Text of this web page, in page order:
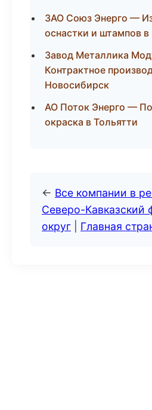
ЗАО Союз Энерго —
оснастки и штампов
Завод Металлика
Контрактное
Новосибирск
АО Поток Энерго —
окраска в Тольятти
← Все компании в
Северо-Кавказский
округ
Главная